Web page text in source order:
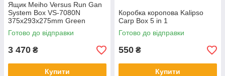
Ящик Meiho Versus Run Gan
System Box VS-7080N
375х293х275mm Green
Готово до відправки
3 470 ₴
Купити
Коробка коропова Kalipso
Carp Box 5 in 1
Готово до відправки
550 ₴
Купити